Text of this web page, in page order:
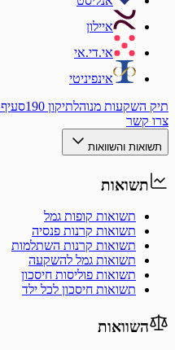
איילון
אי.די.אי
אינפיניטי
תיק השקעות מנוהלתיקון 190 סעיף 125ד
צרו קשר
תשואות והשוואות
תשואות
תשואות קופות גמל
תשואות קרנות פנסיה
תשואות קרנות השתלמות
תשואות גמל להשקעה
תשואות פוליסות חיסכון
תשואות חיסכון לכל ילד
השוואות